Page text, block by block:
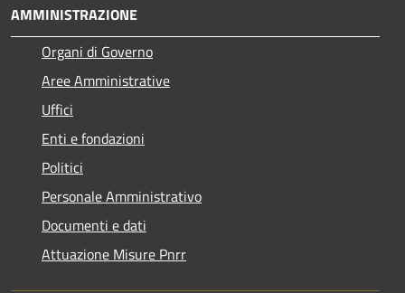
AMMINISTRAZIONE
Organi di Governo
Aree Amministrative
Uffici
Enti e fondazioni
Politici
Personale Amministrativo
Documenti e dati
Attuazione Misure Pnrr